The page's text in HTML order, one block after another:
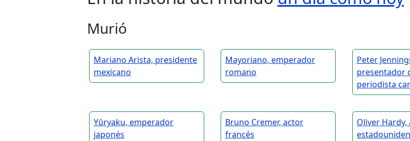
Murió
Mariano Arista, presidente
mexicano
Mayoriano, emperador
romano
Peter
presentador
periodista
Yūryaku, emperador
japonés
Bruno Cremer, actor
francés
Oliver